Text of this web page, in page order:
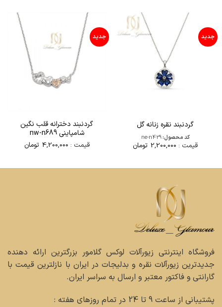
جدید
گردنبند نقره زنانه گل
کد محصول:ne-n429
قیمت : 2,200,000 تومان
جدید
گردنبند دخترانه قلب نگین
شامپاینی nw-n689
قیمت : 4,200,000 تومان
فروشگاه اینترنتی زیورآلات لوکس گلامور بزرگترین ارائه دهنده
جدیدترین زیورآلات نقره و بدلیجات در ایران با نازلترین قیمت با
گارانتی و فاکتور معتبر و ارسال به سراسر ایران.
پشتیبانی از ساعت 9 تا 24 در تمام روزهای هفته :